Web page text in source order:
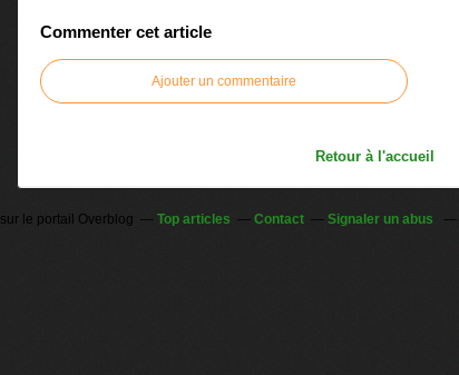
Commenter cet article
Ajouter un commentaire
Retour à l'accueil
sur le portail Overblog Top articles Contact Signaler un abus